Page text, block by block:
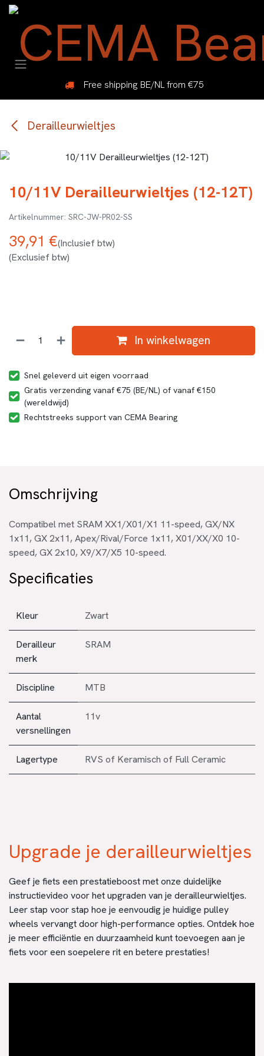
Overslaan naar inhoud
Free shipping BE/NL from €75
Derailleurwieltjes
10/11V Derailleurwieltjes (12-12T)
SRC-JW-PR02-SS
39,91 €(Inclusief btw)
(Exclusief btw)
In winkelwagen
Snel geleverd uit eigen voorraad
Gratis verzending vanaf €75 (BE/NL) of vanaf €150
(wereldwijd)
Rechtstreeks support van CEMA Bearing
Omschrijving
Compatibel met SRAM XX1/X01/X1 11-speed, GX/NX
1x11, GX 2x11, Apex/Rival/Force 1x11, X01/XX/X0 10-
speed, GX 2x10, X9/X7/X5 10-speed.
Specificaties
Kleur Zwart
Derailleur
merk
SRAM
Discipline MTB
Aantal
versnellingen
11v
Lagertype RVS of Keramisch of Full Ceramic
Upgrade je derailleurwieltjes
Geef je fiets een prestatieboost met onze duidelijke
instructievideo voor het upgraden van je derailleurwieltjes.
Leer stap voor stap hoe je eenvoudig je huidige pulley
wheels vervangt door high-performance opties. Ontdek hoe
je meer efficiëntie en duurzaamheid kunt toevoegen aan je
fiets voor een soepelere rit en betere prestaties!